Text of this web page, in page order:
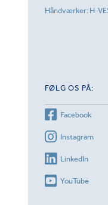
Håndværker: H-
FØLG OS PÅ:
Facebook
Instagram
LinkedIn
YouTube